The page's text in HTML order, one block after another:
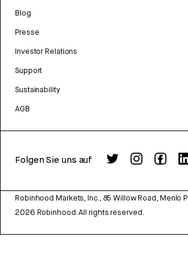
Blog
Presse
Investor Relations
Support
Sustainability
AGB
Folgen Sie uns auf
Robinhood Markets, Inc., 85 Willow Road, Menlo
2026 Robinhood. All rights reserved.